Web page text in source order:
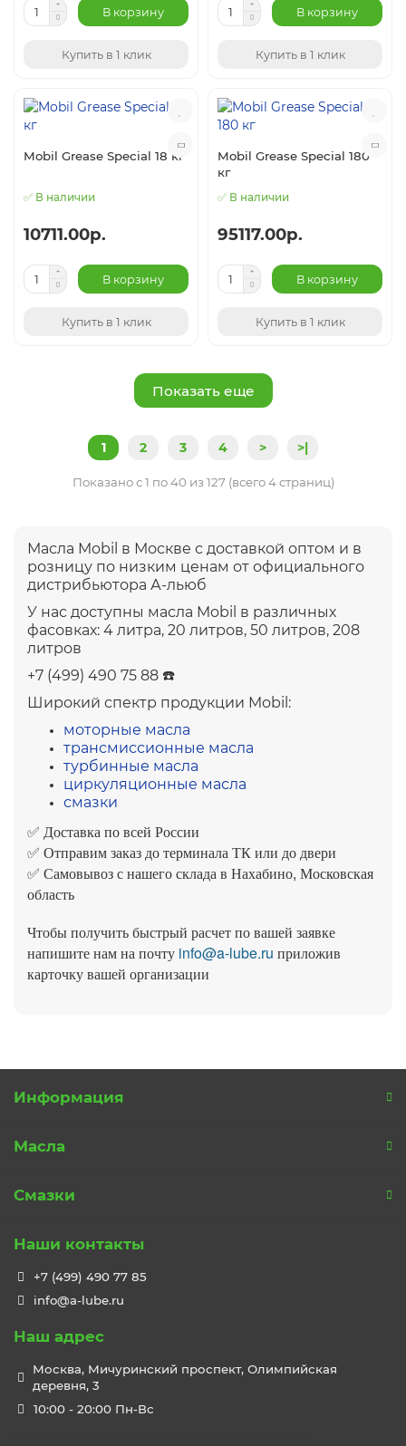
В корзину
Купить в 1 клик
В корзину
Купить в 1 клик
Mobil Grease Special 18 кг
✅ В наличии
10711.00р.
В корзину
Купить в 1 клик
Mobil Grease Special 180
кг
✅ В наличии
95117.00р.
В корзину
Купить в 1 клик
Показать еще
1 2 3 4 > >|
Показано с 1 по 40 из 127 (всего 4 страниц)
Масла Mobil в Москве с доставкой оптом и в
розницу по низким ценам от официального
дистрибьютора А-льюб
У нас доступны масла Mobil в различных
фасовках: 4 литра, 20 литров, 50 литров, 208
литров
+7 (499) 490 75 88 ☎️
Широкий спектр продукции Mobil:
моторные масла
трансмиссионные масла
турбинные масла
циркуляционные масла
смазки
✅ Доставка по всей России
✅ Отправим заказ до терминала ТК или до двери
✅ Самовывоз с нашего склада в Нахабино, Московская
область
Чтобы получить быстрый расчет по вашей заявке
напишите нам на почту info@a-lube.ru приложив
карточку вашей организации
Информация
Масла
Смазки
Наши контакты
+7 (499) 490 77 85
info@a-lube.ru
Наш адрес
Москва, Мичуринский проспект, Олимпийская
деревня, 3
10:00 - 20:00 Пн-Вс